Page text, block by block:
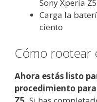
Sony Xperia Z5
Carga la
ciento
Cómo rootear
Ahora estás listo
procedimiento